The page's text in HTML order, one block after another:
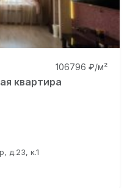
106796 ₽/м²
квартира
д.23, к.1